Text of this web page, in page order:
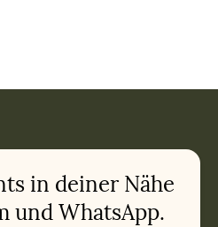
in deiner Nähe
und WhatsApp.